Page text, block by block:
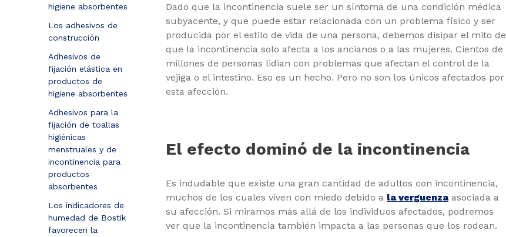
higiene absorbentes
Los adhesivos de
construcción
Adhesivos de
fijación elástica en
productos de
higiene absorbentes
Adhesivos para la
fijación de toallas
higiénicas
menstruales y de
incontinencia para
productos
absorbentes
Los indicadores de
humedad de Bostik
favorecen la
Dado que la incontinencia suele ser un síntoma de una condición médica
subyacente, y que puede estar relacionada con un problema físico y ser
producida por el estilo de vida de una persona, debemos disipar el mito de
que la incontinencia solo afecta a los ancianos o a las mujeres. Cientos de
millones de personas lidian con problemas que afectan el control de la
vejiga o el intestino. Eso es un hecho. Pero no son los únicos afectados por
esta afección.
El efecto dominó de la incontinencia
Es indudable que existe una gran cantidad de adultos con incontinencia,
muchos de los cuales viven con miedo debido a la verguenzaasociada a
su afección. Si miramos más allá de los individuos afectados, podremos
ver que la incontinencia también impacta a las personas que los rodean.